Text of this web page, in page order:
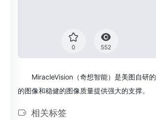
0 552
MiracleVision（奇想智能）是美图自研的
的图像和稳健的图像质量提供强大的支撑。
相关标签